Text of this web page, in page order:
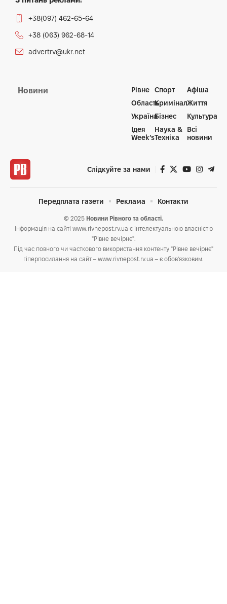
+38(097) 462-65-64
+38 (063) 962-68-14
advertrv@ukr.net
Новини
Рівне
Область
Україна
Ідея
Week’s
Спорт
Кримінал
Бізнес
Наука &
Техніка
Афіша
Життя
Культура
Всі
новини
Слідкуйте за нами
© 2025 Новини Рівного та області.
Інформація на сайті www.rivnepost.rv.ua є інтелектуальною власністю
"Рівне вечірнє".
Під час повного чи часткового використання контенту "Рівне вечірнє"
гіперпосилання на сайт – www.rivnepost.rv.ua – є обов'язковим.
Передплата газети Реклама Контакти